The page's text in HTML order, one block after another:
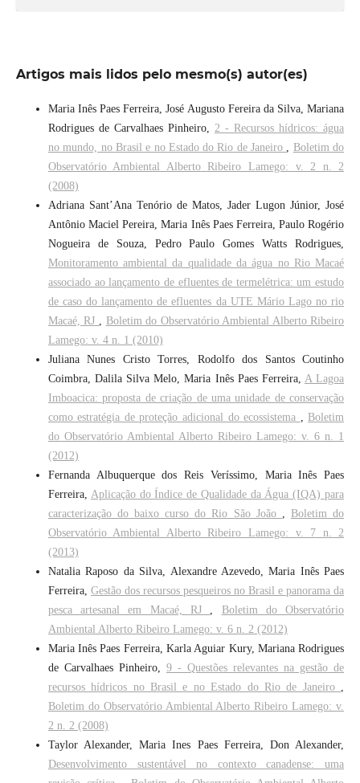
Artigos mais lidos pelo mesmo(s) autor(es)
Maria Inês Paes Ferreira, José Augusto Fereira da Silva, Mariana
Rodrigues de Carvalhaes Pinheiro, 2 - Recursos hídricos: água
no mundo, no Brasil e no Estado do Rio de Janeiro
Boletim do
Observatório Ambiental Alberto Ribeiro Lamego: v. 2 n. 2
(2008)
Adriana Sant’Ana Tenório de Matos, Jader Lugon Júnior, José
Antônio Maciel Pereira, Maria Inês Paes Ferreira, Paulo Rogério
Nogueira de Souza, Pedro Paulo Gomes Watts Rodrigues,
Monitoramento ambiental da qualidade da água no Rio Macaé
associado ao lançamento de efluentes de termelétrica: um estudo
de caso do lançamento de efluentes da UTE Mário Lago no rio
Macaé, RJ
Boletim do Observatório Ambiental Alberto Ribeiro
Lamego: v. 4 n. 1 (2010)
Juliana Nunes Cristo Torres, Rodolfo dos Santos Coutinho
Coimbra, Dalila Silva Melo, Maria Inês Paes Ferreira, A Lagoa
Imboacica: proposta de criação de uma unidade de conservação
como estratégia de proteção adicional do ecossistema
Boletim
do Observatório Ambiental Alberto Ribeiro Lamego: v. 6 n. 1
(2012)
Fernanda Albuquerque dos Reis Veríssimo, Maria Inês Paes
Ferreira, Aplicação do Índice de Qualidade da Água (IQA) para
caracterização do baixo curso do Rio São João
Boletim do
Observatório Ambiental Alberto Ribeiro Lamego: v. 7 n. 2
(2013)
Natalia Raposo da Silva, Alexandre Azevedo, Maria Inês Paes
Ferreira, Gestão dos recursos pesqueiros no Brasil e panorama da
pesca artesanal em Macaé, RJ
Boletim do Observatório
Ambiental Alberto Ribeiro Lamego: v. 6 n. 2 (2012)
Maria Inês Paes Ferreira, Karla Aguiar Kury, Mariana Rodrigues
de Carvalhaes Pinheiro, 9 - Questões relevantes na gestão de
recursos hídricos no Brasil e no Estado do Rio de Janeiro
Boletim do Observatório Ambiental Alberto Ribeiro Lamego: v.
2 n. 2 (2008)
Taylor Alexander, Maria Ines Paes Ferreira, Don Alexander,
Desenvolvimento sustentável no contexto canadense: uma